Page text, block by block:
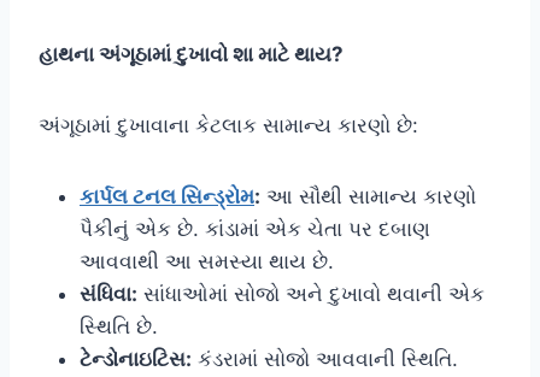
હાથના અંગૂઠામાં દુખાવો શા માટે થાય?
અંગૂઠામાં દુખાવાના કેટલાક સામાન્ય કારણો છે:
કાર્પલ ટનલ સિન્ડ્રોમ: આ સૌથી સામાન્ય કારણો
પૈકીનું એક છે. કાંડામાં એક ચેતા પર દબાણ
આવવાથી આ સમસ્યા થાય છે.
સંધિવા: સાંધાઓમાં સોજો અને દુખાવો થવાની એક
સ્થિતિ છે.
ટેન્ડોનાઇટિસ: કંડરામાં સોજો આવવાની સ્થિતિ.